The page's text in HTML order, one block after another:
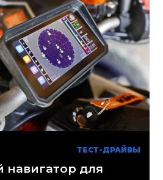
ТЕСТ-ДРАЙВЫ
для